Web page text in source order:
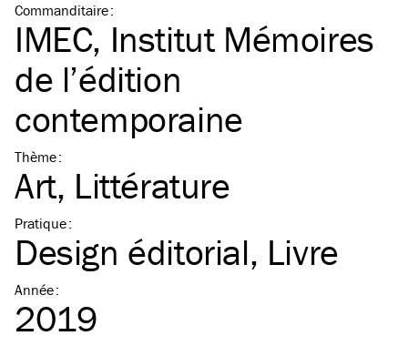
Commanditaire:
IMEC, Institut Mémoires
de l’édition
contemporaine
Thème:
Art Littérature
Pratique:
Design éditorial Livre
Année:
2019